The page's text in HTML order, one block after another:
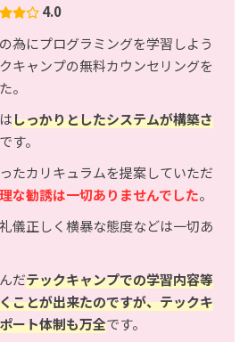
4.0
為にプログラミングを学習しよう
キャンプの無料カウンセリングを
。
しっかりとしたシステムが構築さ
す。
たカリキュラムを提案していただ
な勧誘は一切ありませんでした。
儀正しく横暴な態度などは一切あ
だテックキャンプでの学習内容等
ことが出来たのですが、テックキ
ート体制も万全です。